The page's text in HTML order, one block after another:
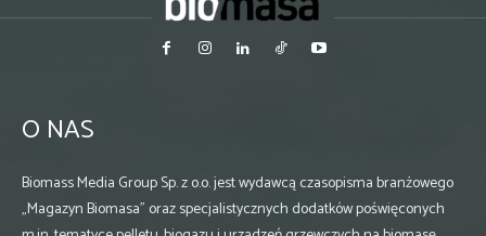
O NAS
Biomass Media Group Sp. z o.o. jest wydawcą czasopisma branżowego
„Magazyn Biomasa” oraz specjalistycznych dodatków poświęconych